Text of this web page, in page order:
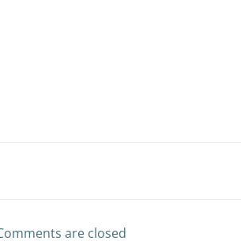
navigation
are closed